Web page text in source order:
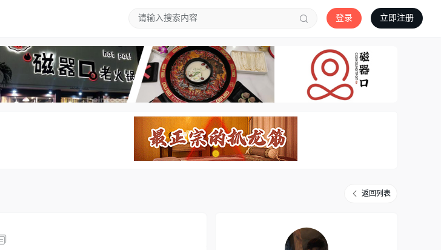
登录 立即注册
返回列表